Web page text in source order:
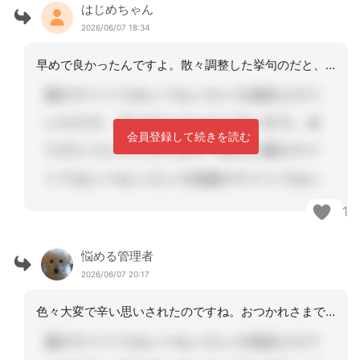
はじめちゃん
2026/06/07 18:34
早めで良かったんですよ。散々調整した挙句のだと、それもまた辛い。
会員登録して続きを読む
1
悩める管理者
2026/06/07 20:17
色々大変で辛い思いされたのですね。おつかれさまでした。詳細に書くのは控えますがそ